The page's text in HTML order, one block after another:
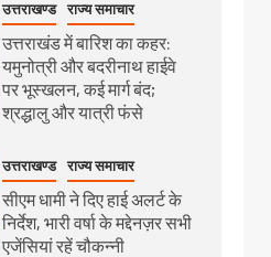
उत्तराखण्ड राज्य समाचार
उत्तराखंड में बारिश का कहर:
यमुनोत्री और बदरीनाथ हाईवे
पर भूस्खलन, कई मार्ग बंद;
श्रद्धालु और यात्री फंसे
उत्तराखण्ड राज्य समाचार
सीएम धामी ने दिए हाई अलर्ट के
निर्देश, भारी वर्षा के मद्देनज़र सभी
एजेंसियां रहें चौकन्नी